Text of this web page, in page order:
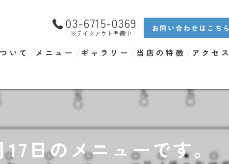
03-6715-0369
※テイクアウト準備中
お問い合わせはこちら
いて メニュー ギャラリー 当店の特徴
ディナー
ドリンクメニュー
アクセス
日のメニューです。